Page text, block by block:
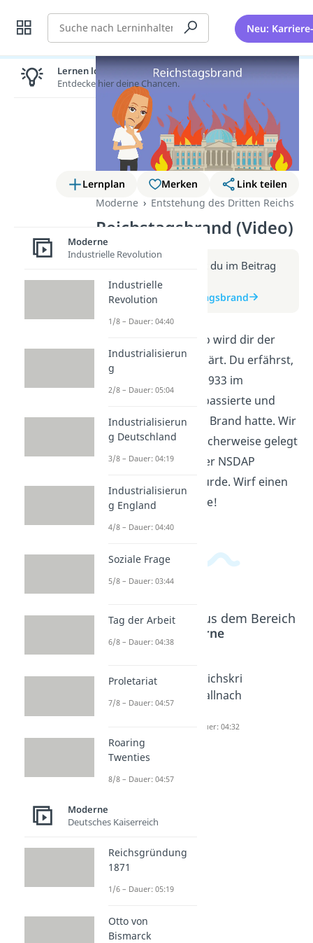
Suche Neu:
Lernplan Merken
Link teilen
Moderne
Entstehung des Dritten Reichs
Reichstagsbrand (Video)
Weitere Infos erhältst du im Beitrag
zum Video
zum Beitrag: Reichstagsbrand
In diesem Erklärvideo wird dir der
Reichstagsbrand erklärt. Du erfährst,
was am 27. Februar 1933 im
Reichstagsgebäude passierte und
welche Folgen dieser Brand hatte. Wir
klären, wer ihn möglicherweise gelegt
hat und wie er von der NSDAP
instrumentalisiert wurde. Wirf einen
Blick in die Geschichte!
Beliebte Inhalte aus dem Bereich
Moderne
Ermächti
setz
Gleichsc
Reichskri
stallnach
Dauer: 04:32
Lernen lohnt sich!
Entdecke hier deine Chancen.
Moderne
Industrielle Revolution
Industrielle
Revolution
1/8 – Dauer: 04:40
Industrialisierun
g
2/8 – Dauer: 05:04
Industrialisierun
g Deutschland
3/8 – Dauer: 04:19
Industrialisierun
g England
4/8 – Dauer: 04:40
Soziale Frage
5/8 – Dauer: 03:44
Tag der Arbeit
6/8 – Dauer: 04:38
Proletariat
7/8 – Dauer: 04:57
Roaring
Twenties
8/8 – Dauer: 04:57
Moderne
Deutsches Kaiserreich
Reichsgründung
1871
1/6 – Dauer: 05:19
Otto von
Bismarck